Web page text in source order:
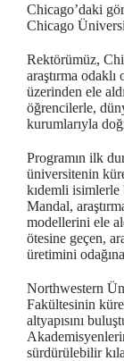
Chicago’daki
Chicago
Rektörümüz,
araştırma odaklı
üzerinden ele
öğrencilerle,
kurumlarıyla
Programın ilk
üniversitenin
kıdemli isimlerle
Mandal,
modellerini ele
ötesine geçen,
üretimini
Northwestern
Fakültesinin
altyapısını
sürdürülebilir